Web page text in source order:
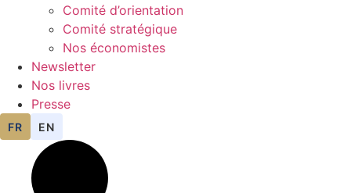
Comité d’orientation
Comité stratégique
Nos économistes
Newsletter
Nos livres
Presse
FR EN